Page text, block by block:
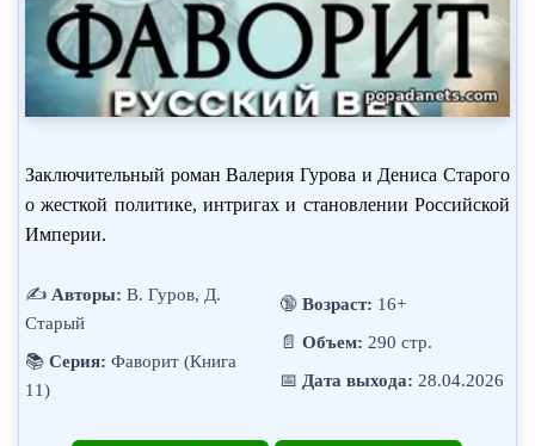
Заключительный роман Валерия Гурова и Дениса Старого
о жесткой политике, интригах и становлении Российской
Империи.
✍️ Авторы: В. Гуров, Д.
Старый
📚 Серия: Фаворит (Книга
11)
🔞 Возраст: 16+
📄 Объем: 290 стр.
📅 Дата выхода: 28.04.2026